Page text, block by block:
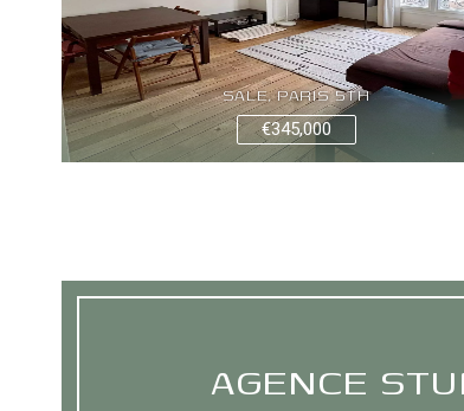
SALE, PARIS 5TH
€345,000
AGENCE